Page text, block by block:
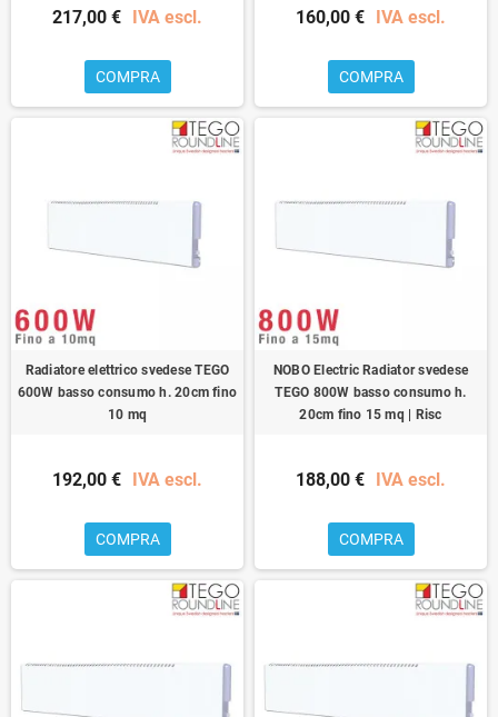
217,00 € IVA escl.
COMPRA
160,00 € IVA escl.
COMPRA
Radiatore elettrico svedese TEGO
600W basso consumo h. 20cm fino
10 mq
192,00 € IVA escl.
COMPRA
NOBO Electric Radiator svedese
TEGO 800W basso consumo h.
20cm fino 15 mq | Risc
188,00 € IVA escl.
COMPRA